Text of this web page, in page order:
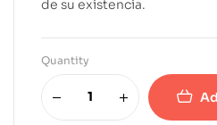
de su existencia.
Quantity
A